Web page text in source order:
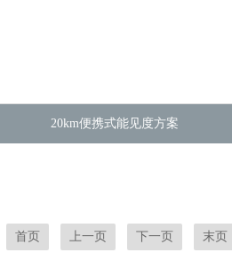
20km便携式能见度方案
首页 上一页 下一页 末页